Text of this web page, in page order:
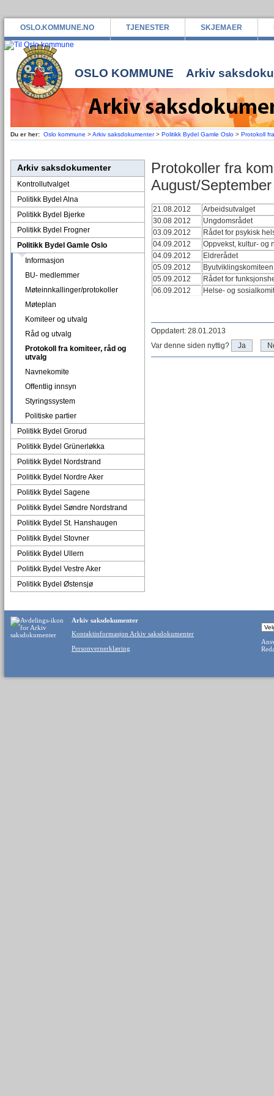
OSLO.KOMMUNE.NO TJENESTER SKJEMAER
OSLO KOMMUNE Arkiv
Du er her: Oslo kommune >Arkiv saksdokumenter> Politikk Bydel Gamle Oslo > Protokoll
Arkiv saksdokumenter
Kontrollutvalget
Politikk Bydel Alna
Politikk Bydel Bjerke
Politikk Bydel Frogner
Politikk Bydel Gamle Oslo
Informasjon
BU- medlemmer
Møteinnkallinger/protokoller
Møteplan
Komiteer og utvalg
Råd og utvalg
Protokoll fra komiteer, råd og
utvalg
Navnekomite
Offentlig innsyn
Styringssystem
Politiske partier
Politikk Bydel Grorud
Politikk Bydel Grünerløkka
Politikk Bydel Nordstrand
Politikk Bydel Nordre Aker
Politikk Bydel Sagene
Politikk Bydel Søndre Nordstrand
Politikk Bydel St. Hanshaugen
Politikk Bydel Stovner
Politikk Bydel Ullern
Politikk Bydel Vestre Aker
Politikk Bydel Østensjø
Protokoller fra
August/
21.08.2012
Arbeidsutvalget
30.08 2012
Ungdomsrådet
03.09.2012
Rådet for psykisk
04.09.2012
Oppvekst, kultur- og
04.09.2012
Eldrerådet
05.09.2012
Byutviklingskomiteen
05.09.2012
Rådet for
06.09.2012
Helse- og
Oppdatert: 28.01.2013
Var denne siden nyttig?
Ja
Arkiv saksdokumenter
Kontaktinformasjon Arkiv saksdokumenter
Personvernerklæring